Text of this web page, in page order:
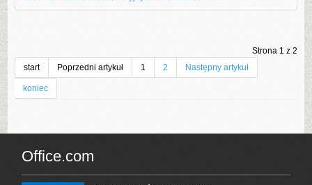
Strona 1 z 2
start
Poprzedni artykuł 1 2 Następny artykuł
koniec
Office.com